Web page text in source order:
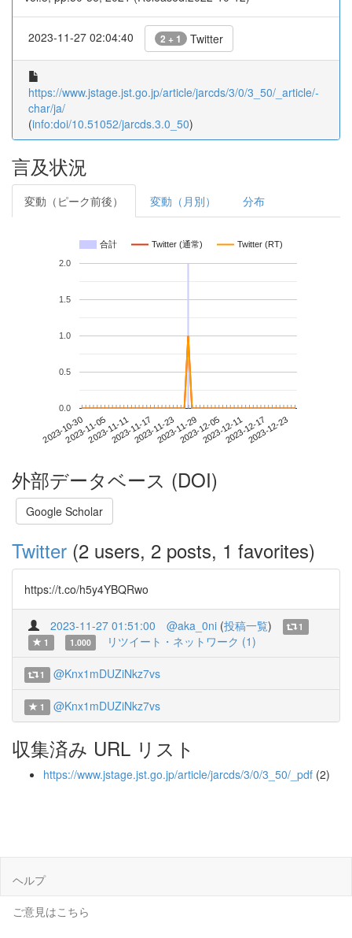
2023-11-27 02:04:40 2 + 1 Twitter
https://www.jstage.jst.go.jp/article/jarcds/3/0/3_50/_article/-
char/ja/
(info:doi/10.51052/jarcds.3.0_50)
言及状況
変動（ピーク前後） 変動（月別） 分布
合計 Twitter (通常) Twitter (RT)
2023-10-302023-11-052023-11-112023-11-172023-11-232023-11-292023-12-052023-12-112023-12-172023-12-23
0.0
0.5
1.0
1.5
2.0
外部データベース (DOI)
Google Scholar
Twitter (2 users, 2 posts, 1 favorites)
https://t.co/h5y4YBQRwo
2023-11-27 01:51:00 @aka_0ni (投稿一覧)
1
1
1.000 リツイート・ネットワーク (1)
1 @Knx1mDUZiNkz7vs
1 @Knx1mDUZiNkz7vs
収集済み URL リスト
https://www.jstage.jst.go.jp/article/jarcds/3/0/3_50/_pdf (2)
ヘルプ
ご意見はこちら